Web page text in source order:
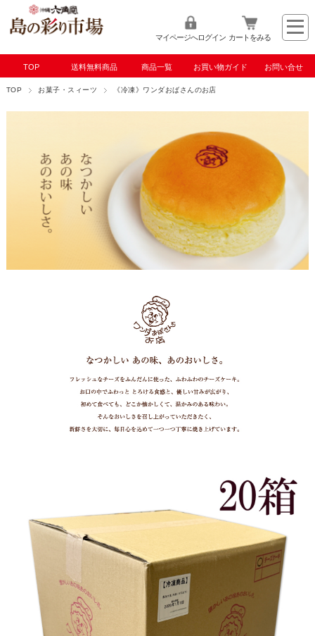
マイページへログイン カートをみる
TOP 送料無料商品 商品一覧 お買い物ガイド お問い合せ
TOP お菓子・スィーツ 《冷凍》ワンダおばさんのお店